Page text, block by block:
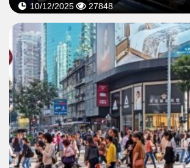
10/12/2025 27848